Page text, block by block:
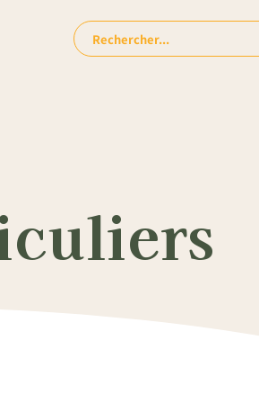
Rechercher: